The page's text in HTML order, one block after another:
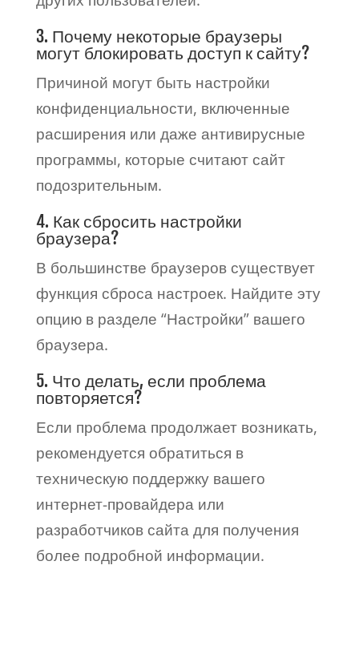
3. Почему некоторые браузеры
могут блокировать доступ к сайту?
Причиной могут быть настройки
конфиденциальности, включенные
расширения или даже антивирусные
программы, которые считают сайт
подозрительным.
4. Как сбросить настройки
браузера?
В большинстве браузеров существует
функция сброса настроек. Найдите эту
опцию в разделе “Настройки” вашего
браузера.
5. Что делать, если проблема
повторяется?
Если проблема продолжает возникать,
рекомендуется обратиться в
техническую поддержку вашего
интернет-провайдера или
разработчиков сайта для получения
более подробной информации.